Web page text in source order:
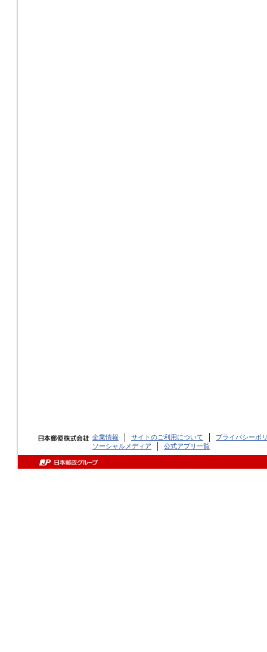
企業情報 サイトのご利用について
プライバシーポ
ソーシャルメディア
公式アプリ一覧